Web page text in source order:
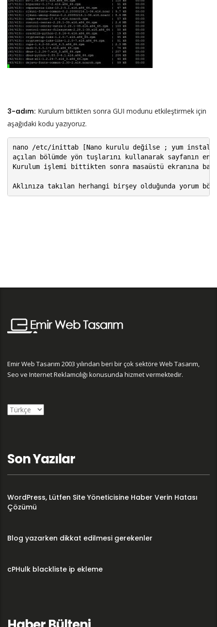
3-adım: Kurulum bittikten sonra GUI modunu etkileştirmek için
aşağıdaki kodu yazıyoruz.
nano /etc/inittab [Nano kurulu değilse ; yum install
açılan bölümde yön tuşlarını kullanarak sayfanın
Kurulum işlemi bittikten sonra masaüstü ekranına
Aklınıza takılan herhangi birşey olduğunda yorum
Emir Web Tasarım 2003 yılından beri bir çok sektöre Web Tasarım,
Seo ve Internet Reklamcılığı konusunda hizmet vermektedir.
Choose
a
Son Yazılar
WordPress, Lütfen Site Yöneticisine Haber Verin Hatası
Çözümü
Blog yazarken dikkat edilmesi gerekenler
cPHulk blackliste ip ekleme